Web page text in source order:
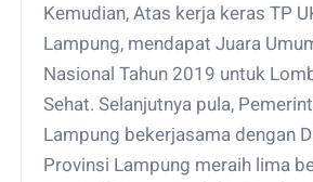
Kemudian, Atas kerja keras TP
Lampung, mendapat Juara
Nasional Tahun 2019 untuk
Sehat. Selanjutnya pula,
Lampung bekerjasama dengan
Provinsi Lampung meraih lima